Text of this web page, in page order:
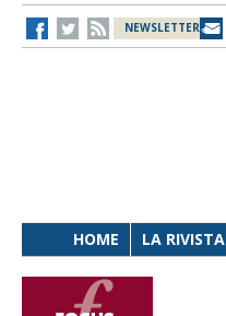
NEWSLETTER
HOME LA RIVISTA